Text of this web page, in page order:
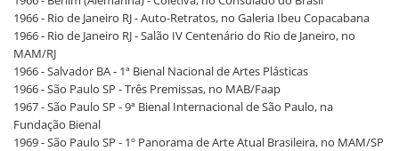
1966 - Rio de Janeiro RJ - Auto-Retratos, no Galeria Ibeu Copacabana
1966 - Rio de Janeiro RJ - Salão IV Centenário do Rio de Janeiro, no
MAM/RJ
1966 - Salvador BA - 1ª Bienal Nacional de Artes Plásticas
1966 - São Paulo SP - Três Premissas, no MAB/Faap
1967 - São Paulo SP - 9ª Bienal Internacional de São Paulo, na
Fundação Bienal
1969 - São Paulo SP - 1º Panorama de Arte Atual Brasileira, no MAM/SP